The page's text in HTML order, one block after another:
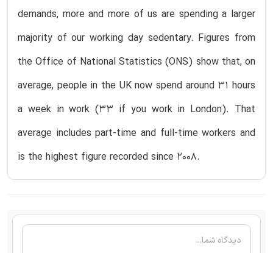
demands, more and more of us are spending a larger
majority of our working day sedentary. Figures from
the Office of National Statistics (ONS) show that, on
average, people in the UK now spend around 31 hours
a week in work (33 if you work in London). That
average includes part-time and full-time workers and
is the highest figure recorded since 2008.